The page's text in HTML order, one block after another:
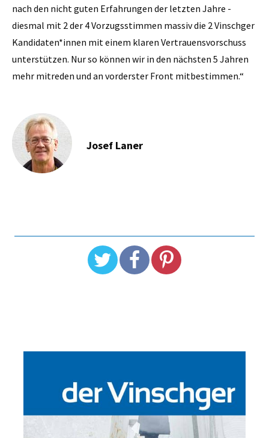
nach den nicht guten Erfahrungen der letzten Jahre -
diesmal mit 2 der 4 Vorzugsstimmen massiv die 2 Vinschger
Kandidaten*innen mit einem klaren Vertrauensvorschuss
unterstützen. Nur so können wir in den nächsten 5 Jahren
mehr mitreden und an vorderster Front mitbestimmen.“
Josef Laner